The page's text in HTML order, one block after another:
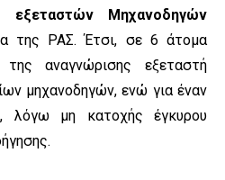
εξεταστών Μηχανοδηγών
της ΡΑΣ. Έτσι, σε 6 άτομα
αναγνώρισης εξεταστή
μηχανοδηγών, ενώ για έναν
λόγω μη κατοχής έγκυρου